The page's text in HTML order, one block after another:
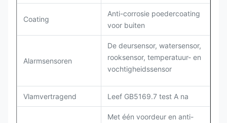
Coating
Anti-corrosie poedercoating
voor buiten
Alarmsensoren
De deursensor, watersensor,
rooksensor, temperatuur- en
vochtigheidssensor
Vlamvertragend Leef GB5169.7 test A na
Met één voordeur en anti-